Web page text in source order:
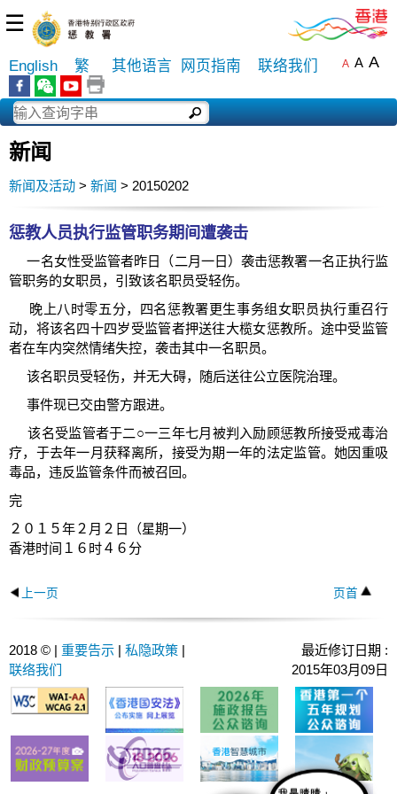
☰
English 繁 其他语言 网页指南 联络我们 A A A
新闻
新闻及活动 > 新闻 > 20150202
惩教人员执行监管职务期间遭袭击
一名女性受监管者昨日（二月一日）袭击惩教署一名正执行监
管职务的女职员，引致该名职员受轻伤。
晚上八时零五分，四名惩教署更生事务组女职员执行重召行
动，将该名四十四岁受监管者押送往大榄女惩教所。途中受监管
者在车内突然情绪失控，袭击其中一名职员。
该名职员受轻伤，并无大碍，随后送往公立医院治理。
事件现已交由警方跟进。
该名受监管者于二○一三年七月被判入励顾惩教所接受戒毒治
疗，于去年一月获释离所，接受为期一年的法定监管。她因重吸
毒品，违反监管条件而被召回。
完
２０１５年２月２日（星期一）
香港时间１６时４６分
上一页 页首
2018 © | 重要告示 | 私隐政策 |
联络我们
最近修订日期 :
2015年03月09日